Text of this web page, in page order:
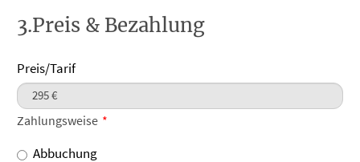
3.Preis & Bezahlung
Preis/Tarif
Zahlungsweise
Abbuchung